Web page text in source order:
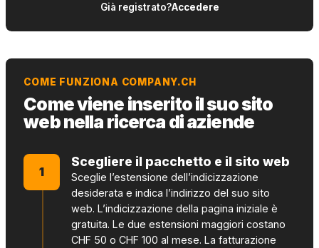
Già registrato?Accedere
COME FUNZIONA COMPANY.CH
Come viene inserito il suo sito
web nella ricerca di aziende
1
Scegliere il pacchetto e il sito web
Sceglie l’estensione dell’indicizzazione
desiderata e indica l’indirizzo del suo sito
web. L’indicizzazione della pagina iniziale è
gratuita. Le due estensioni maggiori costano
CHF 50 o CHF 100 al mese. La fatturazione